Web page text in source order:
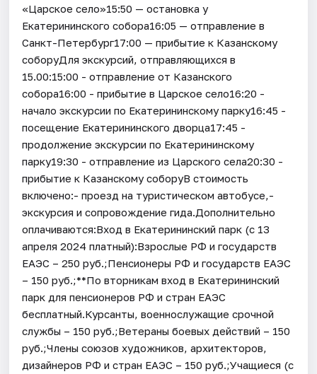
«Царское село»15:50 — остановка у
Екатерининского собора16:05 — отправление в
Санкт-Петербург17:00 — прибытие к Казанскому
соборуДля экскурсий, отправляющихся в
15.00:15:00 - отправление от Казанского
собора16:00 - прибытие в Царское село16:20 -
начало экскурсии по Екатерининскому парку16:45 -
посещение Екатерининского дворца17:45 -
продолжение экскурсии по Екатерининскому
парку19:30 - отправление из Царского села20:30 -
прибытие к Казанскому соборуВ стоимость
включено:- проезд на туристическом автобусе,-
экскурсия и сопровождение гида.Дополнительно
оплачиваются:Вход в Екатерининский парк (с 13
апреля 2024 платный):Взрослые РФ и государств
ЕАЭС – 250 руб.;Пенсионеры РФ и государств ЕАЭС
– 150 руб.;**По вторникам вход в Екатерининский
парк для пенсионеров РФ и стран ЕАЭС
бесплатный.Курсанты, военнослужащие срочной
службы – 150 руб.;Ветераны боевых действий – 150
руб.;Члены союзов художников, архитекторов,
дизайнеров РФ и стран ЕАЭС – 150 руб.;Учащиеся (с